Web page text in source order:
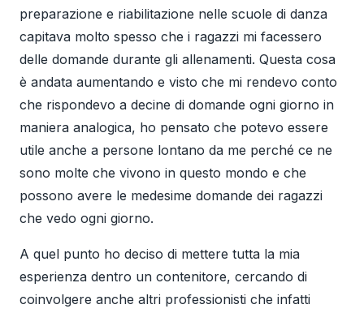
preparazione e riabilitazione nelle scuole di danza
capitava molto spesso che i ragazzi mi facessero
delle domande durante gli allenamenti. Questa cosa
è andata aumentando e visto che mi rendevo conto
che rispondevo a decine di domande ogni giorno in
maniera analogica, ho pensato che potevo essere
utile anche a persone lontano da me perché ce ne
sono molte che vivono in questo mondo e che
possono avere le medesime domande dei ragazzi
che vedo ogni giorno.
A quel punto ho deciso di mettere tutta la mia
esperienza dentro un contenitore, cercando di
coinvolgere anche altri professionisti che infatti